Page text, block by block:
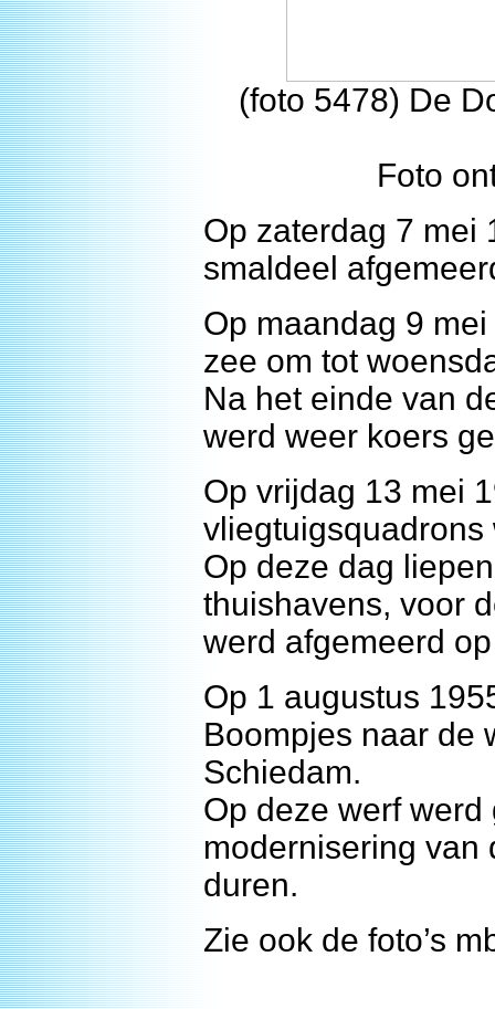
(foto 5478) De
Foto
Op zaterdag 7 mei
smaldeel
Op maandag 9
zee om tot
Na het einde van
werd weer koers
Op vrijdag 13 mei
vliegtuigsquadrons
Op deze dag
thuishavens, voor
werd afgemeerd
Op 1 augustus
Boompjes naar de
Schiedam.
Op deze werf
modernisering van
duren.
Zie ook de foto’s